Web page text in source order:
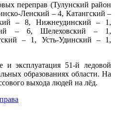
переправ (Тулунский район
Ленский – 4, Катангский –
– 8, Нижнеудинский – 1,
– 6, Шелеховский – 1,
– 1, Усть-Удинский – 1,
и эксплуатация 51-й ледовой
образованиях области. На
выхода людей на лёд.